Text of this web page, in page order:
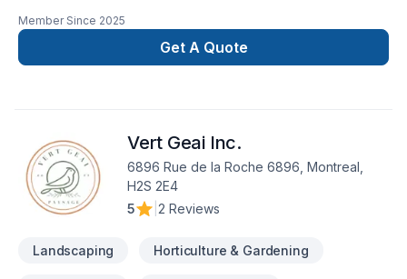
Member Since 2025
Get A Quote
Vert Geai Inc.
6896 Rue de la Roche 6896, Montreal,
H2S 2E4
5
2 Reviews
Landscaping Horticulture & Gardening